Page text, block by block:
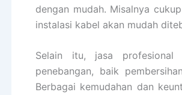
dengan mudah. Misalnya
instalasi kabel akan mudah
Selain itu, jasa profesional
penebangan, baik
Berbagai kemudahan dan